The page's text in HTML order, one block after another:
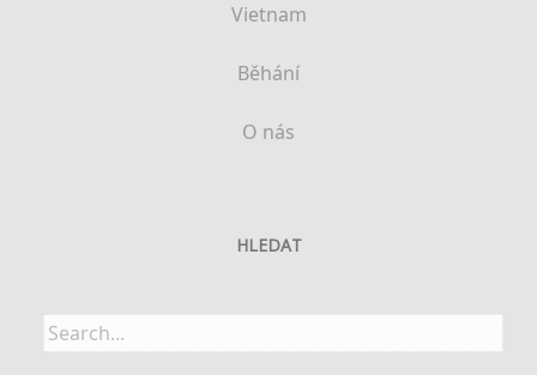
Vietnam
Běhání
O nás
HLEDAT